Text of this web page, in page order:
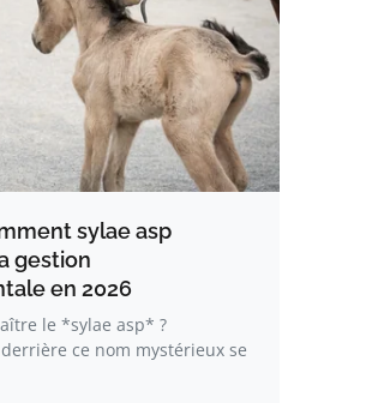
sylae asp
gestion
en 2026
le *sylae asp* ?
ce nom mystérieux se